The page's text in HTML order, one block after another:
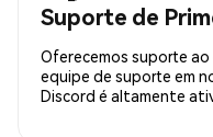
Suporte de
Oferecemos suporte ao
equipe de suporte em
Discord é altamente